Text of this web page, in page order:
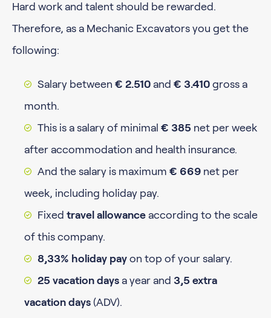
Hard work and talent should be rewarded.
Therefore, as a Mechanic Excavators you get the
following:
Salary between € 2.510 and € 3.410 gross a
month.
This is a salary of minimal € 385 net per week
after accommodation and health insurance.
And the salary is maximum € 669 net per
week, including holiday pay.
Fixed travel allowance according to the scale
of this company.
8,33% holiday pay on top of your salary.
25 vacation days a year and 3,5 extra
vacation days (ADV).